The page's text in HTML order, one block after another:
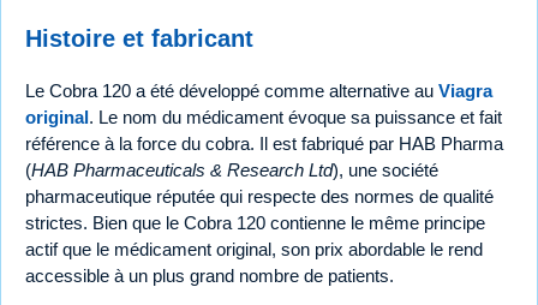
Histoire et fabricant
Le Cobra 120 a été développé comme alternative au Viagra
original. Le nom du médicament évoque sa puissance et fait
référence à la force du cobra. Il est fabriqué par HAB Pharma
(HAB Pharmaceuticals & Research Ltd), une société
pharmaceutique réputée qui respecte des normes de qualité
strictes. Bien que le Cobra 120 contienne le même principe
actif que le médicament original, son prix abordable le rend
accessible à un plus grand nombre de patients.